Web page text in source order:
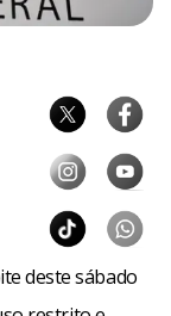
deste sábado